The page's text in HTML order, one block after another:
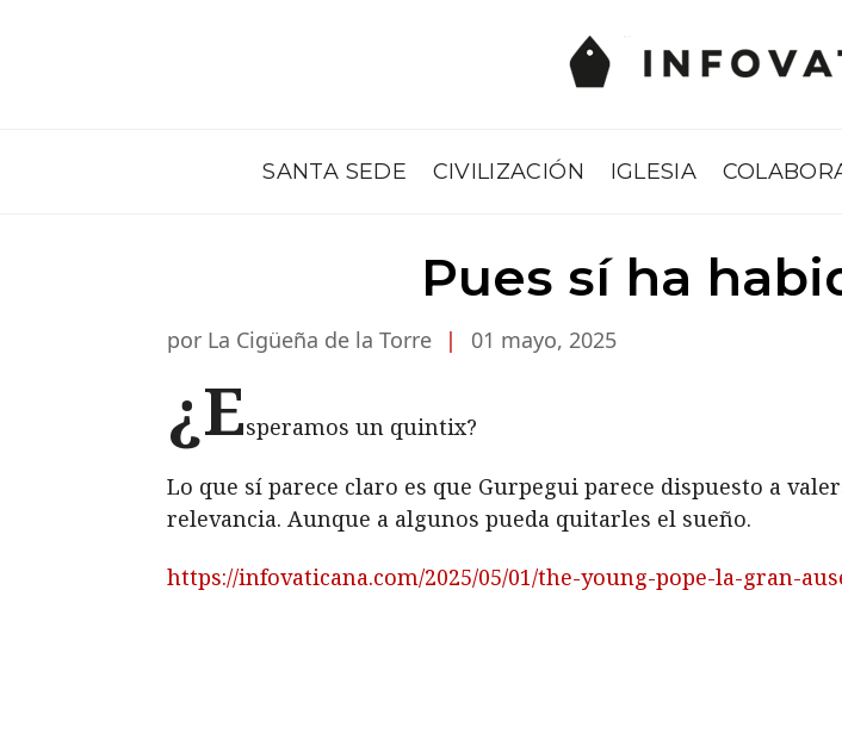
SANTA SEDE CIVILIZACIÓN IGLESIA
Pues sí ha
por La Cigüeña de la Torre | 01 mayo, 2025
¿Esperamos un quintix?
Lo que sí parece claro es que Gurpegui parece dispuesto a
relevancia. Aunque a algunos pueda quitarles el sueño.
https://infovaticana.com/2025/05/01/the-young-pope-la-gran-